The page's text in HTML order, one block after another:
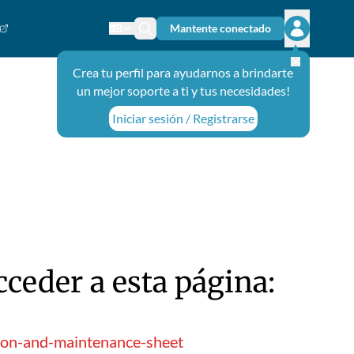
Cambiar el idioma
Ícono de búsqueda
Mantente conectado
Abrir el
Crea tu perfil para ayudarnos a brindarte
un mejor soporte a ti y tus necesidades!
Iniciar sesión / Registrarse
a esta página:
and-maintenance-sheet